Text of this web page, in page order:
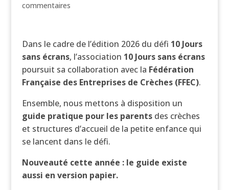
commentaires
Dans le cadre de l’édition 2026 du défi 10 Jours
sans écrans, l’association 10 Jours sans écrans
poursuit sa collaboration avec la Fédération
Française des Entreprises de Crèches (FFEC).
Ensemble, nous mettons à disposition un
guide pratique pour les parentsdes crèches
et structures d’accueil de la petite enfance qui
se lancent dans le défi.
Nouveauté cette année : le guide existe
aussi en version papier.